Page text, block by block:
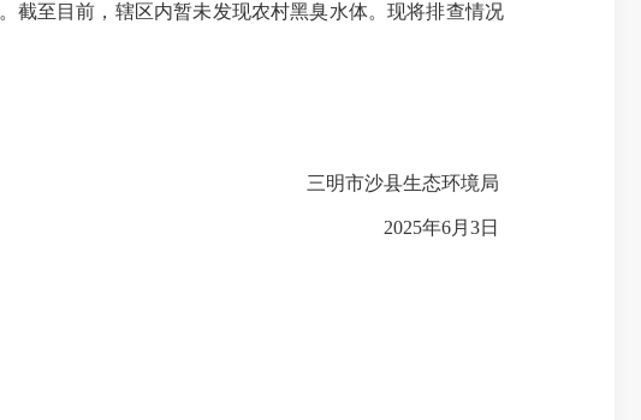
截至目前，辖区内暂未发现农村黑臭水体。现将排查情况
三明市沙县生态环境局
2025年6月3日